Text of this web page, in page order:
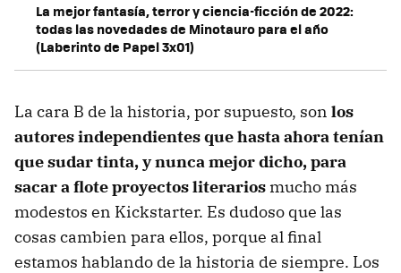
La mejor fantasía, terror y ciencia-ficción de 2022:
todas las novedades de Minotauro para el año
(Laberinto de Papel 3x01)
La cara B de la historia, por supuesto, son los
autores independientes que hasta ahora tenían
que sudar tinta, y nunca mejor dicho, para
sacar a flote proyectos literarios mucho más
modestos en Kickstarter. Es dudoso que las
cosas cambien para ellos, porque al final
estamos hablando de la historia de siempre. Los